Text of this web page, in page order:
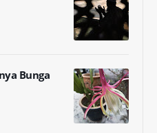
Bunga